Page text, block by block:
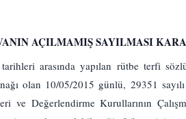
AÇILMAMIŞ SAYILMASI
arasında yapılan rütbe terfi sözlü
olan 10/05/2015 günlü, 29351
ve Değerlendirme Kurullarının